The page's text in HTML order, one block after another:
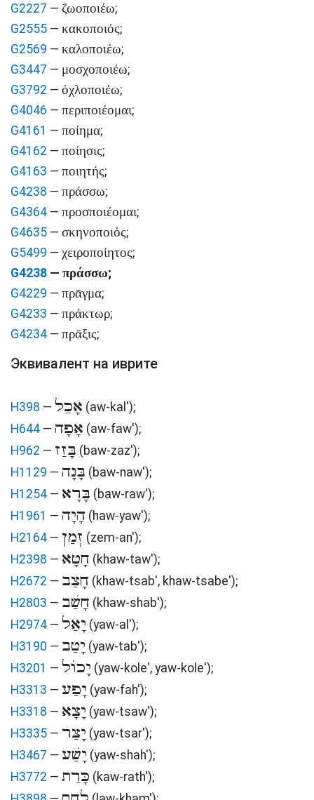
G2227 — ζωοποιέω;
G2555 — κακοποιός;
G2569 — καλοποιέω;
G3447 — μοσχοποιέω;
G3792 — ὀχλοποιέω;
G4046 — περιποιέομαι;
G4161 — ποίημα;
G4162 — ποίησις;
G4163 — ποιητής;
G4238 — πράσσω;
G4364 — προσποιέομαι;
G4635 — σκηνοποιός;
G5499 — χειροποίητος;
G4238 — πράσσω;
G4229 — πρᾱγμα;
G4233 — πράκτωρ;
G4234 — πρᾱξις;
Эквивалент на иврите
H398 — אָכַל (aw-kal');
H644 — אָפָה (aw-faw');
H962 — בָּזַז (baw-zaz');
H1129 — בָּנָה (baw-naw');
H1254 — בָּרָא (baw-raw');
H1961 — הָיָה (haw-yaw');
H2164 — זְמַן (zem-an');
H2398 — חָטָא (khaw-taw');
H2672 — חָצַב (khaw-tsab', khaw-tsabe');
H2803 — חָשַׁב (khaw-shab');
H2974 — יָאַל (yaw-al');
H3190 — יָטַב (yaw-tab');
H3201 — יָכוֹל (yaw-kole', yaw-kole');
H3313 — יָפַע (yaw-fah');
H3318 — יָצָא (yaw-tsaw');
H3335 — יָצַר (yaw-tsar');
H3467 — יָשַׁע (yaw-shah');
H3772 — כָּרַת (kaw-rath');